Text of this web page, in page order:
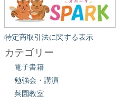
特定商取引法に関する表示
カテゴリー
電子書籍
勉強会・講演
菜園教室